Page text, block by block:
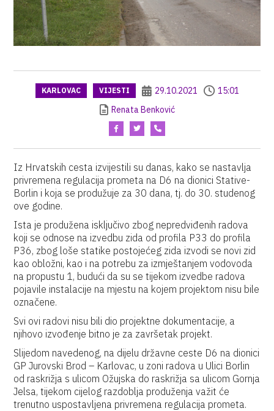
KARLOVAC VIJESTI 29.10.2021
15:01
Renata Benković
Iz Hrvatskih cesta izvijestili su danas, kako se nastavlja
privremena regulacija prometa na D6 na dionici Stative-
Borlin i koja se produžuje za 30 dana, tj. do 30. studenog
ove godine.
Ista je produžena isključivo zbog nepredviđenih radova
koji se odnose na izvedbu zida od profila P33 do profila
P36, zbog loše statike postojećeg zida izvodi se novi zid
kao obložni, kao i na potrebu za izmještanjem vodovoda
na propustu 1, budući da su se tijekom izvedbe radova
pojavile instalacije na mjestu na kojem projektom nisu bile
označene.
Svi ovi radovi nisu bili dio projektne dokumentacije, a
njihovo izvođenje bitno je za završetak projekt.
Slijedom navedenog, na dijelu državne ceste D6 na dionici
GP Jurovski Brod – Karlovac, u zoni radova u Ulici Borlin
od raskrižja s ulicom Ožujska do raskrižja sa ulicom Gornja
Jelsa, tijekom cijelog razdoblja produženja važit će
trenutno uspostavljena privremena regulacija prometa.